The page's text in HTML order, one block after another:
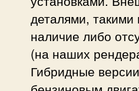
деталями, такими
наличие либо
(на наших
Гибридные